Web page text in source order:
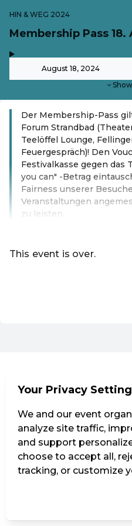
HIN & WEG 2024
Membership Pass 18.
August 18, 2024
Der Membership-Pass
Forum Strandbad
Teelöffel Lounge,
Feuergespräch)! Den
Festivalkasse gegen das
you can" -Betrag
Fairness unserer
Veranstaltungen
zu leisten.
This event is over.
Your Privacy
We and our event
analyze site traffic,
and support
choose to accept all,
tracking, or customize